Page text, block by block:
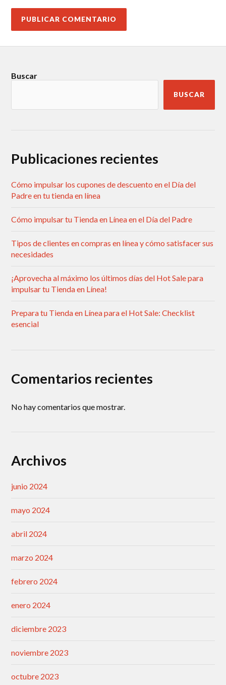
Buscar
BUSCAR
Publicaciones recientes
Cómo impulsar los cupones de descuento en el Día del
Padre en tu tienda en línea
Cómo impulsar tu Tienda en Línea en el Día del Padre
Tipos de clientes en compras en línea y cómo satisfacer sus
necesidades
¡Aprovecha al máximo los últimos días del Hot Sale para
impulsar tu Tienda en Línea!
Prepara tu Tienda en Línea para el Hot Sale: Checklist
esencial
Comentarios recientes
No hay comentarios que mostrar.
Archivos
junio 2024
mayo 2024
abril 2024
marzo 2024
febrero 2024
enero 2024
diciembre 2023
noviembre 2023
octubre 2023